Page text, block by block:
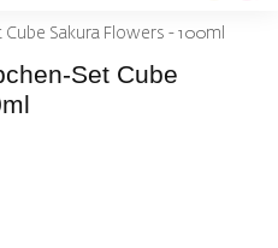
Sakura Flowers - 100ml
Set Cube